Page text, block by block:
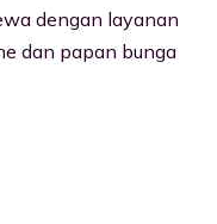
dengan layanan
dan papan bunga